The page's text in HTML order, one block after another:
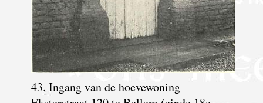
43. Ingang van de hoevewoning